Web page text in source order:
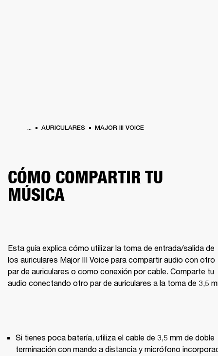
... AURICULARES MAJOR III VOICE
CÓMO COMPARTIR TU
MÚSICA
Esta guía explica cómo utilizar la toma de entrada/salida de
los auriculares Major III Voice para compartir audio con otro
par de auriculares o como conexión por cable. Comparte tu
audio conectando otro par de auriculares a la toma de 3,5
Si tienes poca batería, utiliza el cable de 3,5 mm de doble
terminación con mando a distancia y micrófono